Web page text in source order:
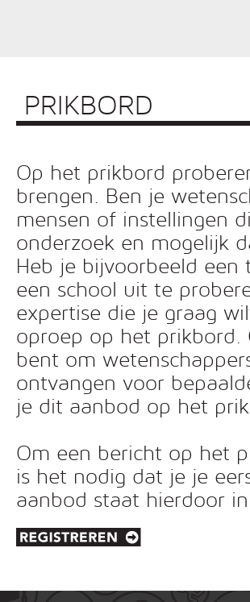
PRIKBORD
Op het prikbord
brengen. Ben je
mensen of instellingen
onderzoek en mogelijk
Heb je bijvoorbeeld
een school uit te
expertise die je graag
oproep op het prikbord.
bent om
ontvangen voor
je dit aanbod op het
Om een bericht op het
is het nodig dat je je
aanbod staat hierdoor